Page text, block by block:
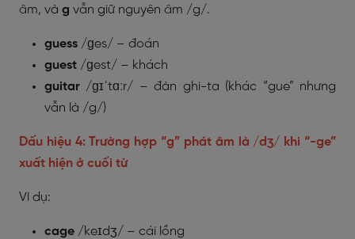
âm, và g vẫn giữ nguyên âm /g/.
guess /ɡes/ – đoán
guest /ɡest/ – khách
guitar /ɡɪˈtɑːr/ – đàn ghi-ta (khác “gue” nhưng
vẫn là /g/)
Dấu hiệu 4: Trường hợp “g” phát âm là /dʒ/ khi “-ge”
xuất hiện ở cuối từ
Ví dụ:
cage /keɪdʒ/ – cái lồng